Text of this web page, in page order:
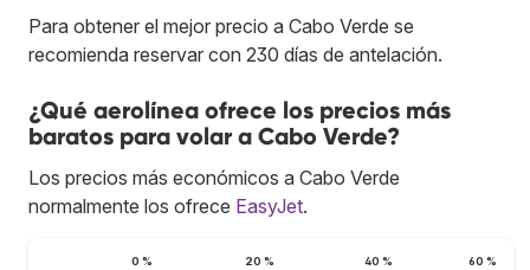
Para obtener el mejor precio a Cabo Verde se
recomienda reservar con 230 días de antelación.
¿Qué aerolínea ofrece los precios más
baratos para volar a Cabo Verde?
Los precios más económicos a Cabo Verde
normalmente los ofrece EasyJet.
0 % 20 % 40 % 60 %